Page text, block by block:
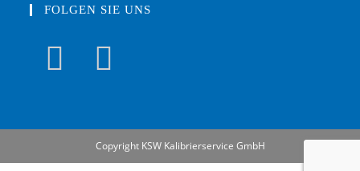
FOLGEN SIE UNS
Copyright KSW Kalibrierservice GmbH